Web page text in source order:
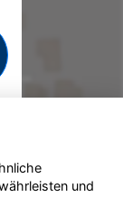
- 2026
und